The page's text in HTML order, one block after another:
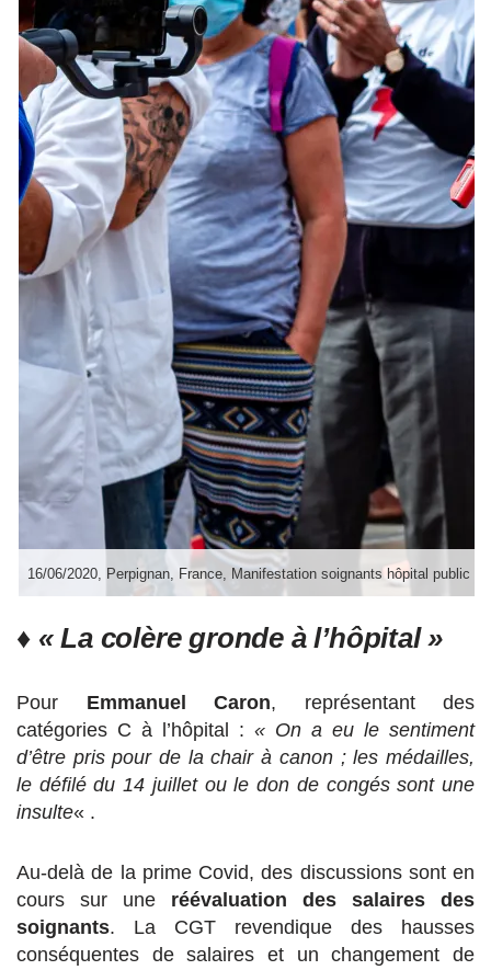
16/06/2020, Perpignan, France, Manifestation soignants hôpital public et
♦ « La colère gronde à l’hôpital »
Pour Emmanuel Caron, représentant des
catégories C à l’hôpital : « On a eu le sentiment
d’être pris pour de la chair à canon ; les médailles,
le défilé du 14 juillet ou le don de congés sont une
insulte« .
Au-delà de la prime Covid, des discussions sont en
cours sur une réévaluation des salaires des
soignants. La CGT revendique des hausses
conséquentes de salaires et un changement de